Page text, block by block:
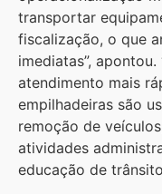
transportar
fiscalização, o que
imediatas”,
atendimento mais
empilhadeiras são
remoção de
atividades
educação de